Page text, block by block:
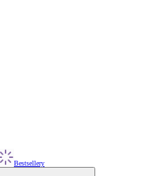
Bestsellery